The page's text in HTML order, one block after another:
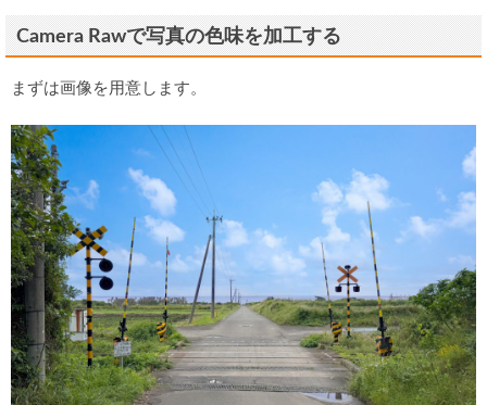
Camera Rawで写真の色味を加工する
まずは画像を用意します。